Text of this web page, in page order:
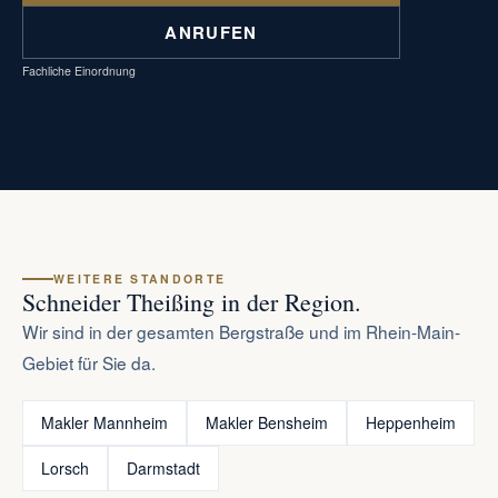
ANRUFEN
Fachliche Einordnung
WEITERE STANDORTE
Schneider Theißing in der Region.
Wir sind in der gesamten Bergstraße und im Rhein-Main-
Gebiet für Sie da.
Makler Mannheim Makler Bensheim Heppenheim
Lorsch Darmstadt